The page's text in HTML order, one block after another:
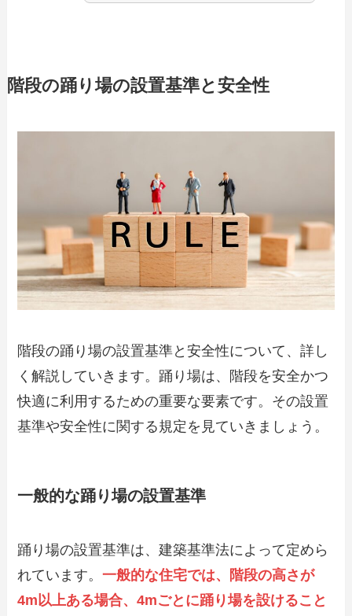
階段の踊り場の設置基準と安全性
階段の踊り場の設置基準と安全性について、詳し
く解説していきます。踊り場は、階段を安全かつ
快適に利用するための重要な要素です。その設置
基準や安全性に関する規定を見ていきましょう。
一般的な踊り場の設置基準
踊り場の設置基準は、建築基準法によって定めら
れています。一般的な住宅では、階段の高さが
4m以上ある場合、4mごとに踊り場を設けること